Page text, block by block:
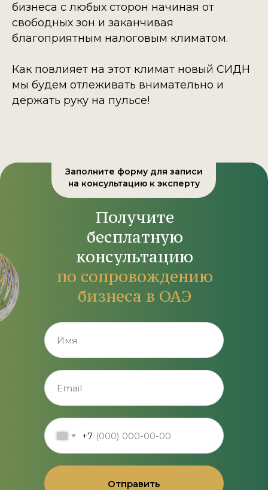
бизнеса с любых сторон начиная от
свободных зон и заканчивая
благоприятным налоговым климатом.
Как повлияет на этот климат новый СИДН
мы будем отлеживать внимательно и
держать руку на пульсе!
Заполните форму для записи
на консультацию к эксперту
Получите
бесплатную
консультацию
по сопровождению
бизнеса в ОАЭ
+7
Отправить